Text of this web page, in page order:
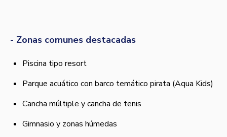
- Zonas comunes destacadas
Piscina tipo resort
Parque acuático con barco temático pirata (Aqua Kids)
Cancha múltiple y cancha de tenis
Gimnasio y zonas húmedas